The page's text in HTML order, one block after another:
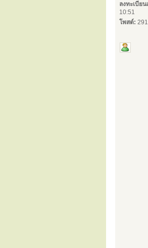
ลงทะเบียน
10:51
โพสต์: